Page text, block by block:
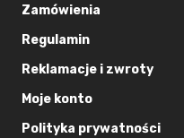
Zamówienia
Regulamin
Reklamacje i zwroty
Moje konto
Polityka prywatności